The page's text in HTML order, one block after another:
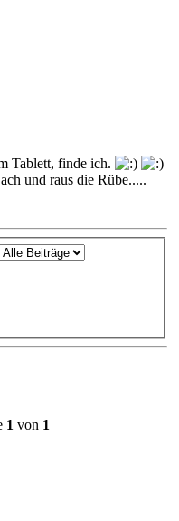
Tablett, finde ich.
und raus die Rübe.....
1 von 1